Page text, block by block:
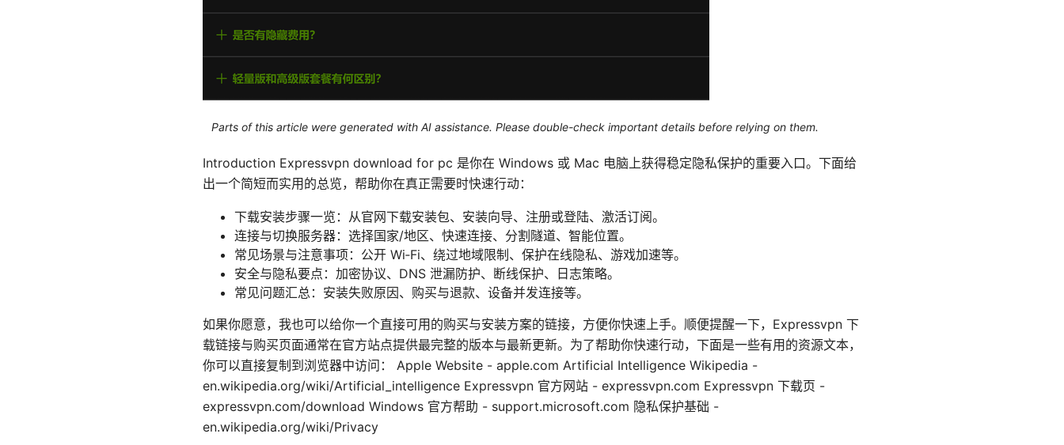
Parts of this article were generated with AI assistance. Please double-check important details before relying on them.
Introduction Expressvpn download for pc 是你在 Windows 或 Mac 电脑上获得稳定隐私保护的重要入口。下面给
出一个简短而实用的总览，帮助你在真正需要时快速行动：
下载安装步骤一览：从官网下载安装包、安装向导、注册或登陆、激活订阅。
连接与切换服务器：选择国家/地区、快速连接、分割隧道、智能位置。
常见场景与注意事项：公开 Wi‑Fi、绕过地域限制、保护在线隐私、游戏加速等。
安全与隐私要点：加密协议、DNS 泄漏防护、断线保护、日志策略。
常见问题汇总：安装失败原因、购买与退款、设备并发连接等。
如果你愿意，我也可以给你一个直接可用的购买与安装方案的链接，方便你快速上手。顺便提醒一下，Expressvpn 下
载链接与购买页面通常在官方站点提供最完整的版本与最新更新。为了帮助你快速行动，下面是一些有用的资源文本，
你可以直接复制到浏览器中访问： Apple Website - apple.com Artificial Intelligence Wikipedia -
en.wikipedia.org/wiki/Artificial_intelligence Expressvpn 官方网站 - expressvpn.com Expressvpn 下载页 -
expressvpn.com/download Windows 官方帮助 - support.microsoft.com 隐私保护基础 -
en.wikipedia.org/wiki/Privacy